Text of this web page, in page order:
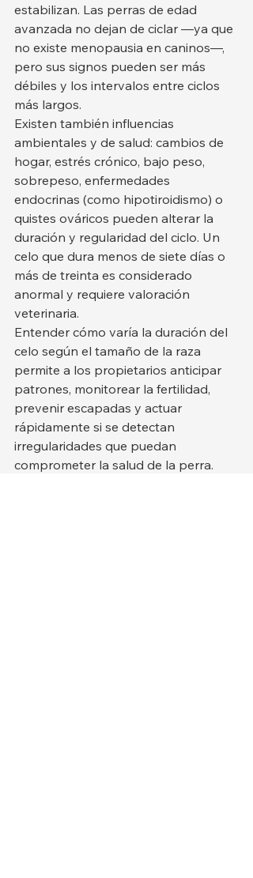
estabilizan. Las perras de edad
avanzada no dejan de ciclar —ya que
no existe menopausia en caninos—,
pero sus signos pueden ser más
débiles y los intervalos entre ciclos
más largos.
Existen también influencias
ambientales y de salud: cambios de
hogar, estrés crónico, bajo peso,
sobrepeso, enfermedades
endocrinas (como hipotiroidismo) o
quistes ováricos pueden alterar la
duración y regularidad del ciclo. Un
celo que dura menos de siete días o
más de treinta es considerado
anormal y requiere valoración
veterinaria.
Entender cómo varía la duración del
celo según el tamaño de la raza
permite a los propietarios anticipar
patrones, monitorear la fertilidad,
prevenir escapadas y actuar
rápidamente si se detectan
irregularidades que puedan
comprometer la salud de la perra.